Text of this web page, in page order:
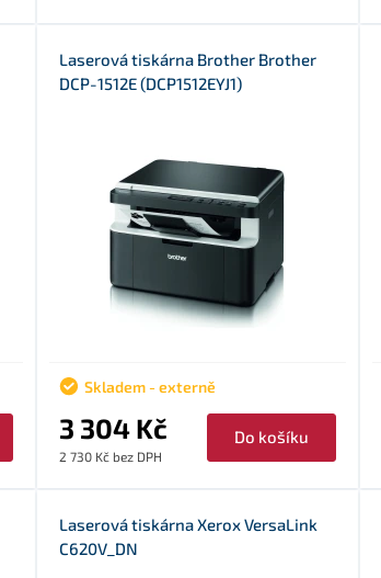
Laserová tiskárna Brother Brother
DCP-1512E (DCP1512EYJ1)
Skladem - externě
3 304 Kč
2 730 Kč bez DPH
Do košíku
Laserová tiskárna Xerox VersaLink
C620V_DN